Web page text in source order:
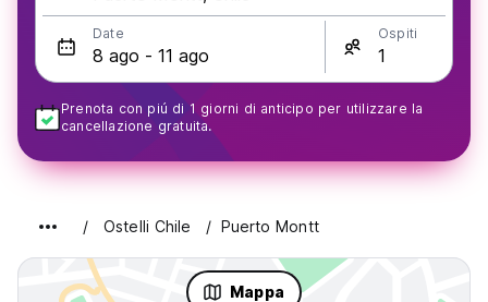
Date Ospiti
Prenota con piú di 1 giorni di anticipo per utilizzare la
cancellazione gratuita.
Ostelli Chile Puerto Montt
Mappa